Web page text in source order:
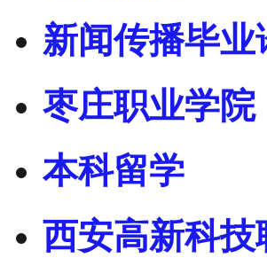
新闻传播毕业
枣庄职业学院
本科留学
西安高新科技